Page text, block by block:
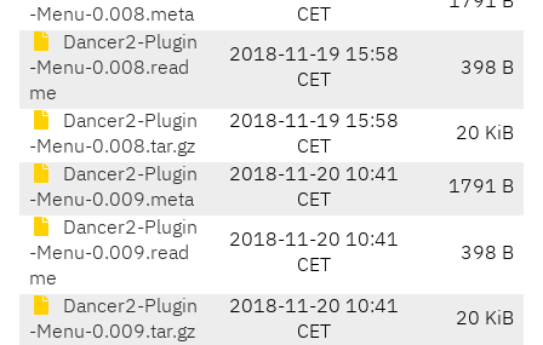
-Menu-0.008.meta
CET
Dancer2-Plugin
-Menu-0.008.read
me
2018-11-19 15:58
CET
398 B
Dancer2-Plugin
-Menu-0.008.tar.gz
2018-11-19 15:58
CET
20 KiB
Dancer2-Plugin
-Menu-0.009.meta
2018-11-20 10:41
CET
1791 B
Dancer2-Plugin
-Menu-0.009.read
me
2018-11-20 10:41
CET
398 B
Dancer2-Plugin
-Menu-0.009.tar.gz
2018-11-20 10:41
CET
20 KiB